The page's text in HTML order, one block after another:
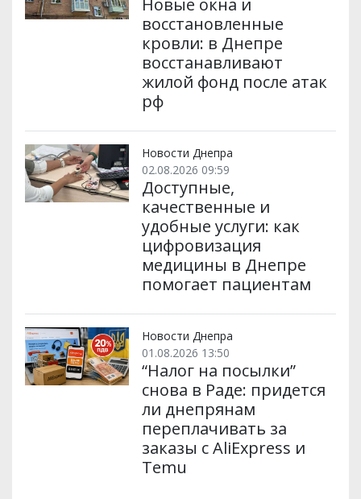
восстановленные
кровли: в Днепре
восстанавливают
жилой фонд после атак
рф
Новости Днепра
02.08.2026 09:59
Доступные,
качественные и
удобные услуги: как
цифровизация
медицины в Днепре
помогает пациентам
Новости Днепра
01.08.2026 13:50
“Налог на посылки”
снова в Раде: придется
ли днепрянам
переплачивать за
заказы с AliExpress и
Temu